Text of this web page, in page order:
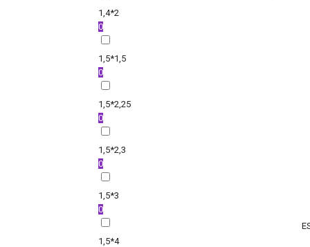
1,4*2
0
1,5*1,5
0
1,5*2,25
0
1,5*2,3
0
1,5*3
0
1,5*4